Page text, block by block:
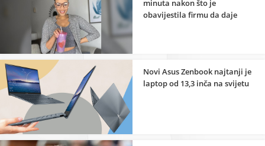
minuta nakon što je
obavijestila firmu da daje
Novi Asus Zenbook najtanji je
laptop od 13,3 inča na svijetu